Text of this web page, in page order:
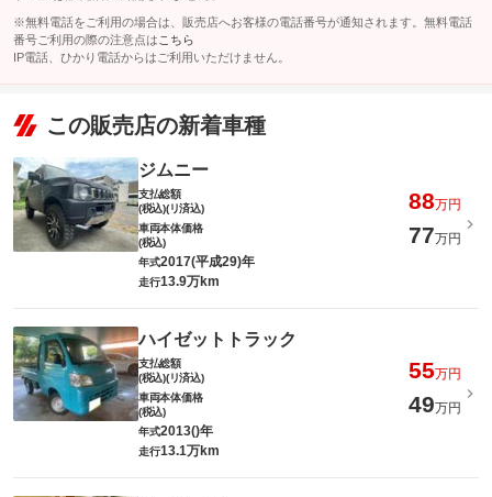
※無料電話をご利用の場合は、販売店へお客様の電話番号が通知されます。無料電話
番号ご利用の際の注意点は こちら
IP電話、ひかり電話からはご利用いただけません。
この販売店の新着車種
ジムニー
支払総額
(税込)(リ済込)
88万円
車両本体価格
(税込)
77万円
年式2017(平成29)年
走行13.9万km
ハイゼットトラック
支払総額
(税込)(リ済込)
55万円
車両本体価格
(税込)
49万円
年式2013()年
走行13.1万km